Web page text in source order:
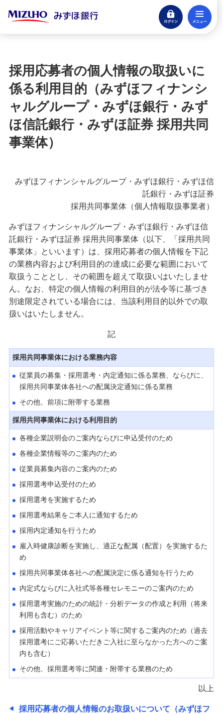
ログイン
閉じる
口座開設
来店不要・スマホで完結
支払う・つかう
クレジットカード・デビット
備える
相続・保険
学ぶ・考える
生涯学習
お客さまサポート
困ったときは・よくあるご質問
採用応募者の個人情報の取扱いに
係る利用目的（みずほフィナンシ
ャルグループ・みずほ銀行・みず
ほ信託銀行・みずほ証券 採用共同
事業体）
みずほフィナンシャルグループ・みずほ銀行・みずほ信
託銀行・みずほ証券
採用共同事業体（個人情報取扱事業者）
みずほフィナンシャルグループ・みずほ銀行・みずほ信
託銀行・みずほ証券 採用共同事業体（以下、「採用共同
事業体」といいます）は、採用応募者の個人情報を下記
の業務内容および利用目的の達成に必要な範囲において
取扱うこととし、その範囲を超えて取扱いはいたしませ
ん。なお、特定の個人情報の利用目的が法令等に基づき
別途限定されている場合には、当該利用目的以外での取
扱いはいたしません。
記
採用共同事業体における業務内容
従業員の募集・採用選考・内定通知に係る業務、ならびに、
採用共同事業体各社への配属決定通知に係る業務
その他、前項に附帯する業務
採用共同事業体における利用目的
各種企業説明会のご案内ならびに申込受付のため
各種企業情報等のご案内のため
従業員募集内容のご案内のため
採用選考申込受付のため
採用選考を実施するため
採用選考結果をご本人に通知するため
採用内定通知を行うため
雇入時健康診断を実施し、適正な配属（配置）を実施するた
め
採用共同事業体各社への配属決定に係る通知を行うため
内定式ならびに入社式等各種セレモニーのご案内のため
採用選考実施のための統計・分析データの作成と利用（将来
利用も含む）のため
採用活動やキャリアイベント等に関するご案内のため（過去
採用選考にご応募いただきご入社に至らなかった方へのご案
内も含む）
その他、採用選考等に関連・附帯する業務のため
以上
採用応募者の個人情報のお取扱いについて（みずほフ